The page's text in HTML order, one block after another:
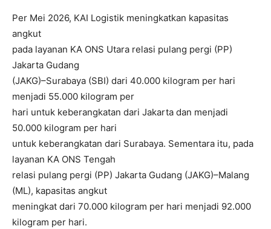
Per Mei 2026, KAI Logistik meningkatkan kapasitas
angkut
pada layanan KA ONS Utara relasi pulang pergi (PP)
Jakarta Gudang
(JAKG)–Surabaya (SBI) dari 40.000 kilogram per hari
menjadi 55.000 kilogram per
hari untuk keberangkatan dari Jakarta dan menjadi
50.000 kilogram per hari
untuk keberangkatan dari Surabaya. Sementara itu, pada
layanan KA ONS Tengah
relasi pulang pergi (PP) Jakarta Gudang (JAKG)–Malang
(ML), kapasitas angkut
meningkat dari 70.000 kilogram per hari menjadi 92.000
kilogram per hari.